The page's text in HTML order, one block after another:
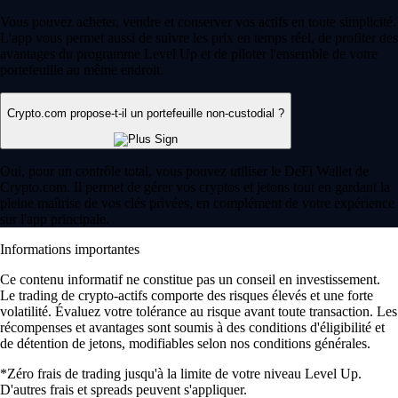
Vous pouvez acheter, vendre et conserver vos actifs en toute simplicité.
L'app vous permet aussi de suivre les prix en temps réel, de profiter des
avantages du programme Level Up et de piloter l'ensemble de votre
portefeuille au même endroit.
Crypto.com propose-t-il un portefeuille non-custodial ?
Oui, pour un contrôle total, vous pouvez utiliser le DeFi Wallet de
Crypto.com. Il permet de gérer vos cryptos et jetons tout en gardant la
pleine maîtrise de vos clés privées, en complément de votre expérience
sur l'app principale.
Informations importantes
Ce contenu informatif ne constitue pas un conseil en investissement.
Le trading de crypto-actifs comporte des risques élevés et une forte
volatilité. Évaluez votre tolérance au risque avant toute transaction. Les
récompenses et avantages sont soumis à des conditions d'éligibilité et
de détention de jetons, modifiables selon nos conditions générales.
*Zéro frais de trading jusqu'à la limite de votre niveau Level Up.
D'autres frais et spreads peuvent s'appliquer.